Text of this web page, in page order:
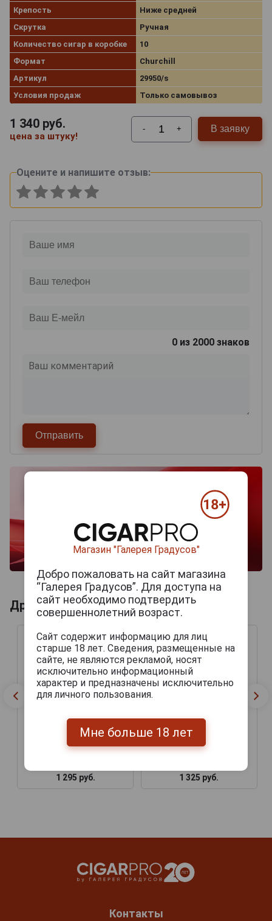
Крепость
Ниже средней
Скрутка
Ручная
Количество сигар в коробке
10
Формат
Churchill
Артикул
29950/s
Условия продаж
Только самовывоз
1 340 руб.
цена за штуку!
- + В заявку
Оцените и напишите отзыв:
0 из 2000 знаков
Другие продукты бренда REPOSADO
Сигары Reposado
1 295 руб.
Сигары Reposado
1 325 руб.
Контакты
Магазин "Галерея Градусов"
Добро пожаловать на сайт магазина
“Галерея Градусов”. Для доступа на
сайт необходимо подтвердить
совершеннолетний возраст.
Сайт содержит информацию для лиц
старше 18 лет. Сведения, размещенные на
сайте, не являются рекламой, носят
исключительно информационный
характер и предназначены исключительно
для личного пользования.
Мне больше 18 лет